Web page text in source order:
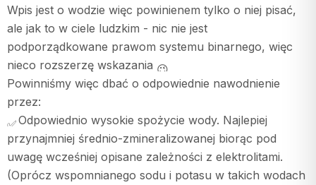
Wpis jest o wodzie więc powinienem tylko o niej pisać,
ale jak to w ciele ludzkim - nic nie jest
podporządkowane prawom systemu binarnego, więc
nieco rozszerzę wskazania
Powinniśmy więc dbać o odpowiednie nawodnienie
przez:
Odpowiednio wysokie spożycie wody. Najlepiej
przynajmniej średnio-zmineralizowanej biorąc pod
uwagę wcześniej opisane zależności z elektrolitami.
(Oprócz wspomnianego sodu i potasu w takich wodach